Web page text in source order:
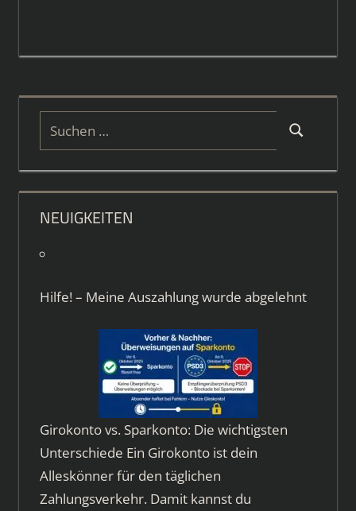
Suchen
Suchen
NEUIGKEITEN
Hilfe! – Meine Auszahlung wurde abgelehnt
Girokonto vs. Sparkonto: Die wichtigsten
Unterschiede Ein Girokonto ist dein
Alleskönner für den täglichen
Zahlungsverkehr. Damit kannst du